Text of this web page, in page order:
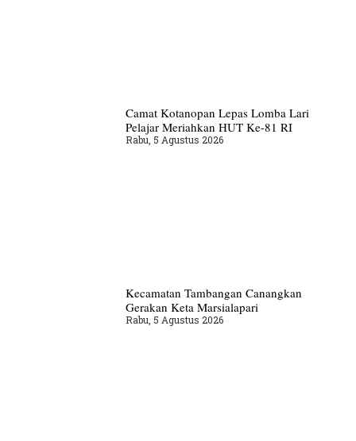
Camat Kotanopan Lepas Lomba Lari
Pelajar Meriahkan HUT Ke-81 RI
Rabu, 5 Agustus 2026
Kecamatan Tambangan Canangkan
Gerakan Keta Marsialapari
Rabu, 5 Agustus 2026